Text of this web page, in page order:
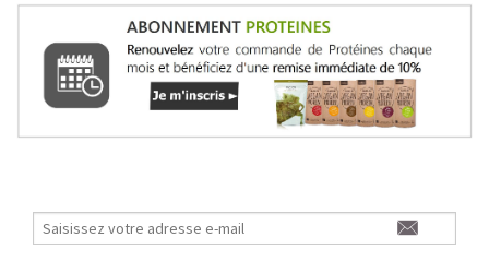
Mocha Glacé Protéiné
🍵 MATCHA LATTE GLACÉ